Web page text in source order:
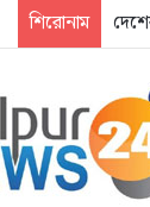
শিরোনাম